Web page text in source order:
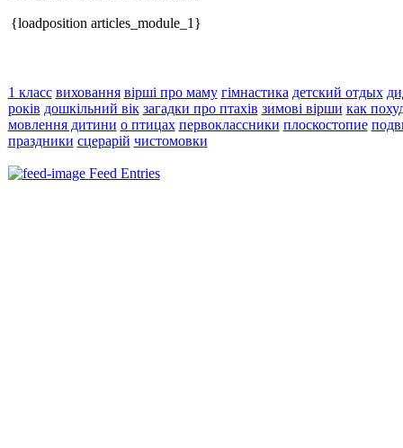
{loadposition articles_module_1}
1 класс виховання вірші про маму гімнастика детский отдых
років дошкільний вік загадки про птахів зимові вірши как
мовлення дитини о птицах первоклассники плоскостопие
праздники сцерарій чистомовки
Feed Entries